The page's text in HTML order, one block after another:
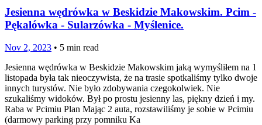
Jesienna wędrówka w Beskidzie Makowskim. Pcim -
Pękalówka - Sularzówka - Myślenice.
Nov 2, 2023 • 5 min read
Jesienna wędrówka w Beskidzie Makowskim jaką wymyśliłem na 1
listopada była tak nieoczywista, że na trasie spotkaliśmy tylko dwoje
innych turystów. Nie było zdobywania czegokolwiek. Nie
szukaliśmy widoków. Był po prostu jesienny las, piękny dzień i my.
Raba w Pcimiu Plan Mając 2 auta, rozstawiliśmy je sobie w Pcimiu
(darmowy parking przy pomniku Ka